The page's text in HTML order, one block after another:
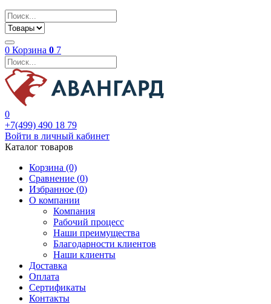
0 Корзина 0 7
0
+7(499) 490 18 79
Войти в личный кабинет
Каталог товаров
Корзина (0)
Сравнение (0)
Избранное (0)
О компании
Компания
Рабочий процесс
Наши преимущества
Благодарности клиентов
Наши клиенты
Доставка
Оплата
Сертификаты
Контакты